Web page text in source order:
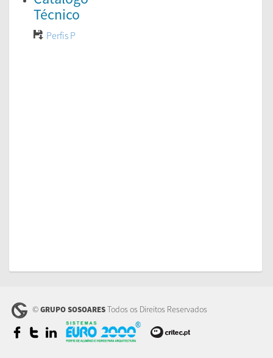
Técnico
Perfis P
©GRUPO SOSOARESTodos os Direitos Reservados